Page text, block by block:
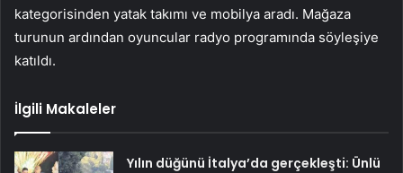
kategorisinden yatak takımı ve mobilya aradı. Mağaza
turunun ardından oyuncular radyo programında söyleşiye
katıldı.
İlgili Makaleler
Yılın düğünü İtalya’da gerçekleşti: Ünlü